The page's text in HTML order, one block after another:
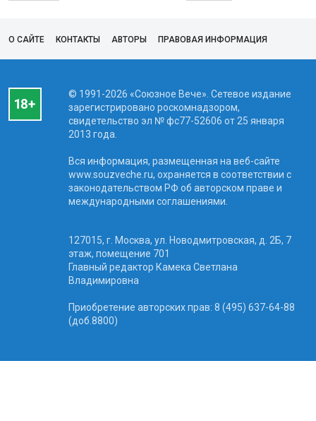
О САЙТЕ КОНТАКТЫ АВТОРЫ ПРАВОВАЯ ИНФОРМАЦИЯ
© 1991-2026 «Союзное Вече». Сетевое издание
зарегистрировано роскомнадзором,
свидетельство эл № фc77-52606 от 25 января
2013 года.
Вся информация, размещенная на веб-сайте
www.souzveche.ru, охраняется в соответствии с
законодательством РФ об авторском праве и
международными соглашениями.
127015, г. Москва, ул. Новодмитровская, д. 2Б, 7
этаж, помещение 701
Главный редактор Камека Светлана
Владимировна
Приобретение авторских прав: 8 (495) 637-64-88
(доб.8800)